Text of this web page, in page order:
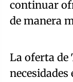
continuar
de manera
La oferta de
necesidades